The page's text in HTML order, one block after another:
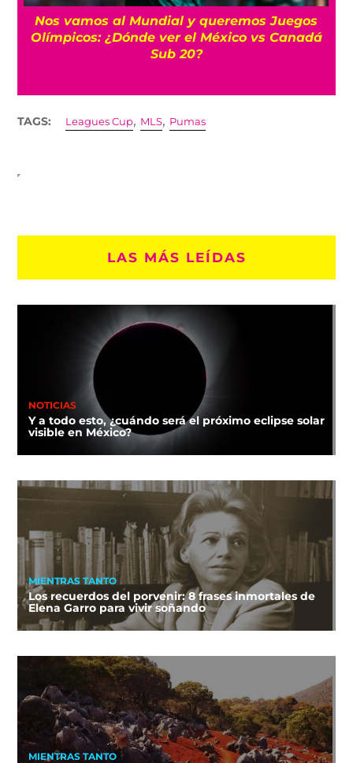
Nos vamos al Mundial y queremos Juegos
Olímpicos: ¿Dónde ver el México vs Canadá
Sub 20?
TAGS: Leagues Cup, MLS, Pumas
LAS MÁS LEÍDAS
NOTICIAS
Y a todo esto, ¿cuándo será el próximo eclipse solar
visible en México?
MIENTRAS TANTO
Los recuerdos del porvenir: 8 frases inmortales de
Elena Garro para vivir soñando
MIENTRAS TANTO